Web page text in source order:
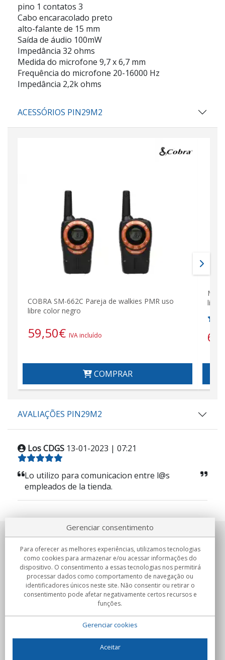
pino 1 contatos 3
Cabo encaracolado preto
alto-falante de 15 mm
Saída de áudio 100mW
Impedância 32 ohms
Medida do microfone 9,7 x 6,7 mm
Frequência do microfone 20-16000 Hz
Impedância 2,2k ohms
ACESSÓRIOS PIN29M2
COBRA SM-662C Pareja de walkies PMR uso
libre color negro
59,50€ IVA incluído
COMPRAR
libre
AVALIAÇÕES PIN29M2
Los CDGS 13-01-2023 | 07:21
Lo utilizo para comunicacion entre l@s
empleados de la tienda.
Sobre nosotros
Compromissos
Compras
Gerenciar consentimento
Para oferecer as melhores experiências, utilizamos tecnologias
como cookies para armazenar e/ou acessar informações do
dispositivo. O consentimento a essas tecnologias nos permitirá
processar dados como comportamento de navegação ou
identificadores únicos neste site. Não consentir ou retirar o
consentimento pode afetar negativamente certos recursos e
funções.
Gerenciar cookies
Aceitar